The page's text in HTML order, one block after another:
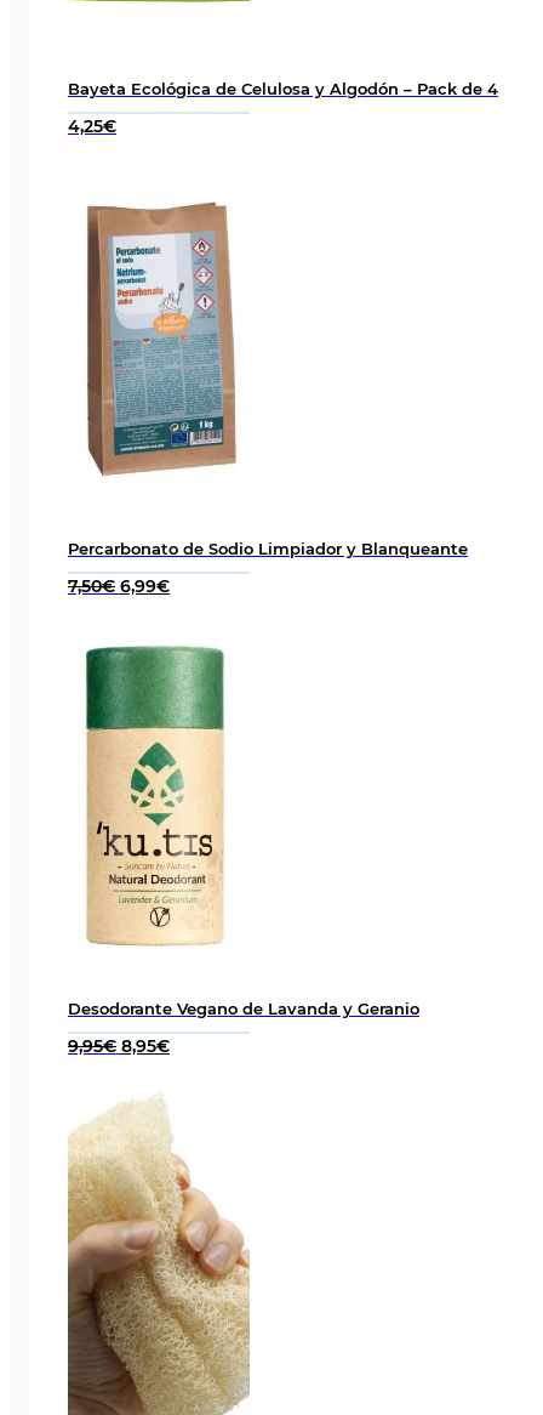
Bayeta Ecológica de Celulosa y Algodón – Pack de 4
4,25€
Percarbonato de Sodio Limpiador y Blanqueante
7,50€ El
era:
7,50€.
6,99€El
es:
6,99€.
Desodorante Vegano de Lavanda y Geranio
9,95€ El
era:
9,95€.
8,95€El
8,95€.